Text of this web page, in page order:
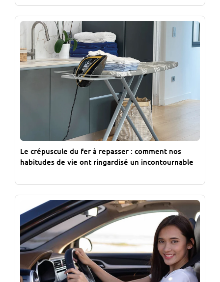
Le crépuscule du fer à repasser : comment nos
habitudes de vie ont ringardisé un incontournable